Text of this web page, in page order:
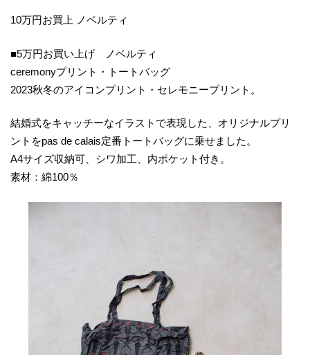
10万円お買上 ノベルティ
■5万円お買い上げ ノベルティ
ceremonyプリント・トートバッグ
2023秋冬のアイコンプリント・セレモニープリント。
結婚式をキャッチーなイラストで表現した、オリジナルプリ
ントをpas de calais定番トートバッグに乗せました。
A4サイズ収納可、シワ加工、内ポケット付き。
素材：綿100％